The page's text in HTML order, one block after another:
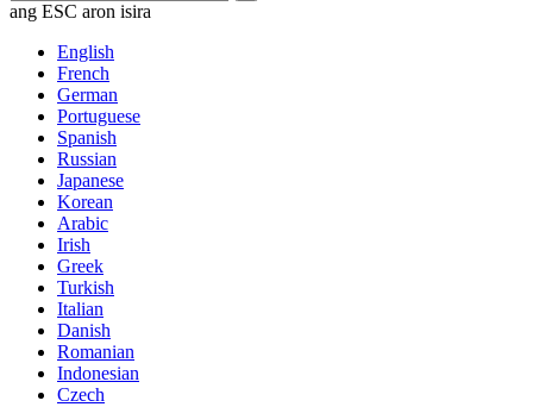
ang ESC aron isira
English
French
German
Portuguese
Spanish
Russian
Japanese
Korean
Arabic
Irish
Greek
Turkish
Italian
Danish
Romanian
Indonesian
Czech